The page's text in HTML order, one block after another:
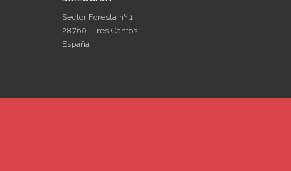
Sector Foresta nº 1
28760
Tres Cantos
España